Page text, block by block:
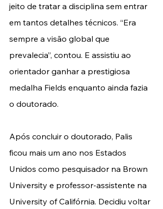
jeito de tratar a disciplina sem entrar
em tantos detalhes técnicos. “Era
sempre a visão global que
prevalecia”, contou. E assistiu ao
orientador ganhar a prestigiosa
medalha Fields enquanto ainda fazia
o doutorado.
Após concluir o doutorado, Palis
ficou mais um ano nos Estados
Unidos como pesquisador na Brown
University e professor-assistente na
University of Califórnia. Decidiu voltar